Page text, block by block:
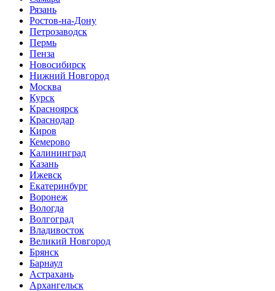
Рязань
Ростов-на-Дону
Петрозаводск
Пермь
Пенза
Новосибирск
Нижний Новгород
Москва
Курск
Красноярск
Краснодар
Киров
Кемерово
Калининград
Казань
Ижевск
Екатеринбург
Воронеж
Вологда
Волгоград
Владивосток
Великий Новгород
Брянск
Барнаул
Астрахань
Архангельск